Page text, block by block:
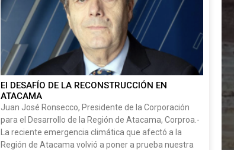
El DESAFÍO DE LA RECONSTRUCCIÓN EN
ATACAMA
Juan José Ronsecco, Presidente de la Corporación
para el Desarrollo de la Región de Atacama, Corproa.-
La reciente emergencia climática que afectó a la
Región de Atacama volvió a poner a prueba nuestra